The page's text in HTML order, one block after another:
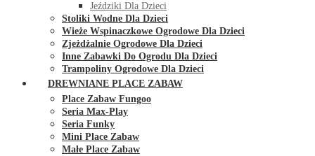
Jeździki Dla Dzieci
Stoliki Wodne Dla Dzieci
Wieże Wspinaczkowe Ogrodowe Dla Dzieci
Zjeżdżalnie Ogrodowe Dla Dzieci
Inne Zabawki Do Ogrodu Dla Dzieci
Trampoliny Ogrodowe Dla Dzieci
DREWNIANE PLACE ZABAW
Place Zabaw Fungoo
Seria Max-Play
Seria Funky
Mini Place Zabaw
Małe Place Zabaw